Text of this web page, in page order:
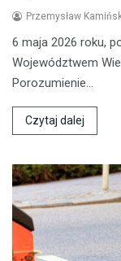
Przemysław
6 maja 2026 roku,
Województwem
Porozumienie…
Czytaj dalej